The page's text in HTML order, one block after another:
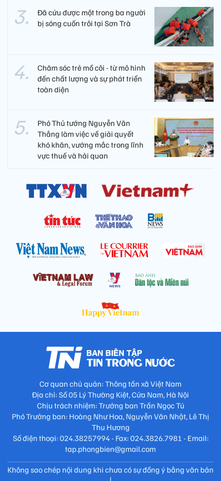
Đã cứu được một trong ba người
bị sóng cuốn trôi tại Sơn Trà
Chăm sóc trẻ mồ côi - từ mô hình
đến chất lượng và sự phát triển
toàn diện
Phó Thủ tướng Nguyễn Văn
Thắng làm việc về giải quyết
khó khăn, vướng mắc trong lĩnh
vực thuế và hải quan
Cơ quan chủ quản: Thông tấn xã Việt Nam
Địa chỉ: Số 05 Lý Thường Kiệt, Cửa Nam, Hà Nội
Chịu trách nhiệm: Trưởng ban Trần Ngọc Tú
Phó Trưởng ban: Hoàng Như Hoa, Nguyễn Văn Nhật, Lê Thị
Thu Hương
Số điện thoại: 024.38257994 - Fax: 024.3826.7981 - Email:
tap.phongbien@gmail.com
Không sao chép nội dung khi chưa có sự đồng ý bằng văn bản